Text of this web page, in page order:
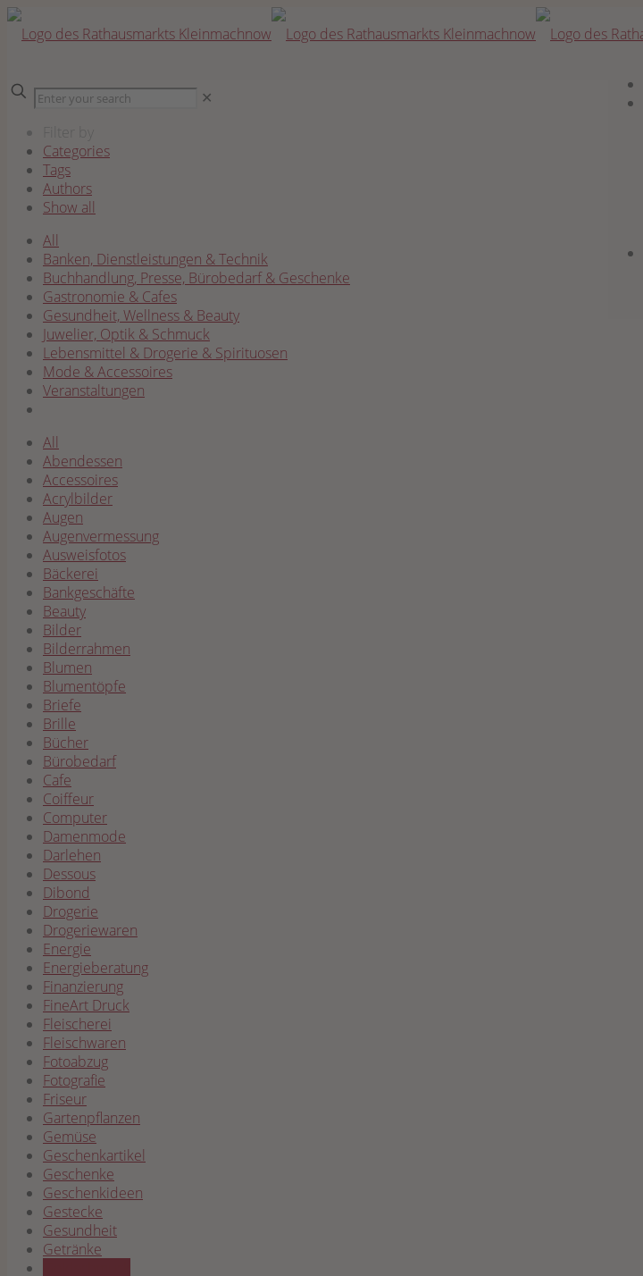
✕
Filter by
Categories
Tags
Authors
Show all
All
Banken, Dienstleistungen & Technik
Buchhandlung, Presse, Bürobedarf & Geschenke
Gastronomie & Cafes
Gesundheit, Wellness & Beauty
Juwelier, Optik & Schmuck
Lebensmittel & Drogerie & Spirituosen
Mode & Accessoires
Veranstaltungen
All
Abendessen
Accessoires
Acrylbilder
Augen
Augenvermessung
Ausweisfotos
Bäckerei
Bankgeschäfte
Beauty
Bilder
Bilderrahmen
Blumen
Blumentöpfe
Briefe
Brille
Bücher
Bürobedarf
Cafe
Coiffeur
Computer
Damenmode
Darlehen
Dessous
Dibond
Drogerie
Drogeriewaren
Energie
Energieberatung
Finanzierung
FineArt Druck
Fleischerei
Fleischwaren
Fotoabzug
Fotografie
Friseur
Gartenpflanzen
Gemüse
Geschenkartikel
Geschenke
Geschenkideen
Gestecke
Gesundheit
Getränke